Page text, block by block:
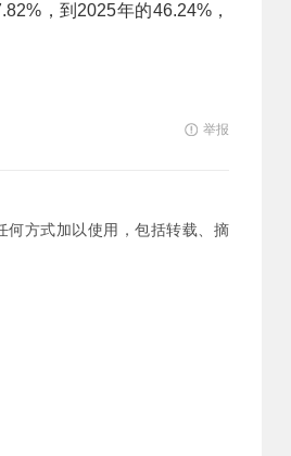
，到2025年的46.24%，
举报
何方式加以使用，包括转载、摘